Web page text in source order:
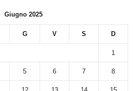
Giugno 2025
G V S D
1
5 6 7 8